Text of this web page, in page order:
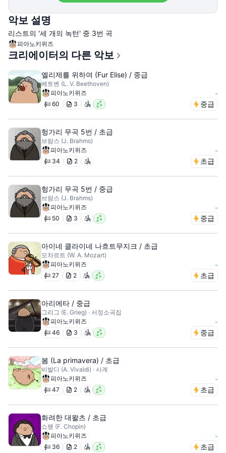
악보 설명
리스트의 '세 개의 녹턴' 중 3번 곡
피아노키위즈
크리에이터의 다른 악보
엘리제를 위하여 (Fur Elise) / 중급
베토벤 (L. V. Beethoven)
피아노키위즈
-
60 3 중급
헝가리 무곡 5번 / 초급
브람스 (J. Brahms)
피아노키위즈
-
34 2 초급
헝가리 무곡 5번 / 중급
브람스 (J. Brahms)
피아노키위즈
-
50 3 중급
아이네 클라이네 나흐트무지크 / 초급
모차르트 (W. A. Mozart)
피아노키위즈
-
27 2 초급
아리에타 / 중급
그리그 (E. Grieg) · 서정소곡집
피아노키위즈
-
46 3 중급
봄 (La primavera) / 초급
비발디 (A. Vivaldi) · 사계
피아노키위즈
-
47 2 초급
화려한 대왈츠 / 초급
쇼팽 (F. Chopin)
피아노키위즈
-
36 2 초급